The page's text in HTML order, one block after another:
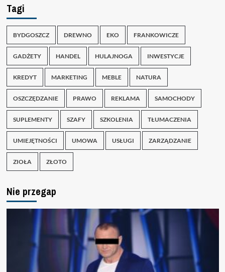
Tagi
BYDGOSZCZ DREWNO EKO FRANKOWICZE
GADŻETY HANDEL HULAJNOGA INWESTYCJE
KREDYT MARKETING MEBLE NATURA
OSZCZĘDZANIE PRAWO REKLAMA SAMOCHODY
SUPLEMENTY SZAFY SZKOLENIA TŁUMACZENIA
UMIEJĘTNOŚCI UMOWA USŁUGI ZARZĄDZANIE
ZIOŁA ZŁOTO
Nie przegap